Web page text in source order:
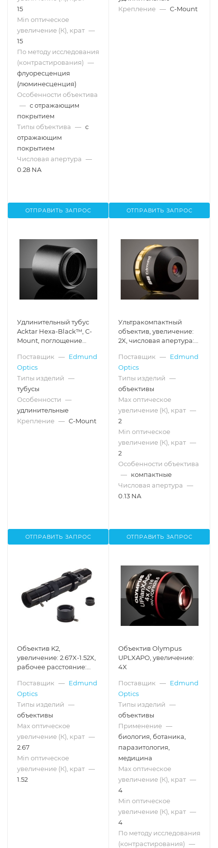
15
Min оптическое
увеличение (К), крат —
15
По методу исследования
(контрастирования) —
флуоресценция
(люминесценция)
Особенности объектива
— с отражающим
покрытием
Типы объектива — с
отражающим
покрытием
Числовая апертура —
0.28 NA
ОТПРАВИТЬ ЗАПРОС
Крепление — C-Mount
ОТПРАВИТЬ ЗАПРОС
Удлинительный тубус
Acktar Hexa-Black™, C-
Mount, поглощение
длина: 24.4 мм
Поставщик — Edmund
Optics
Типы изделий —
тубусы
Особенности —
удлинительные
Крепление — C-Mount
ОТПРАВИТЬ ЗАПРОС
Ультракомпактный
объектив, увеличение:
2X, числовая апертура:
расстояние: 9.89 мм,
крепление: C-Mount
Поставщик — Edmund
Optics
Типы изделий —
объективы
Max оптическое
увеличение (К), крат —
2
Min оптическое
увеличение (К), крат —
2
Особенности объектива
— компактные
Числовая апертура —
0.13 NA
ОТПРАВИТЬ ЗАПРОС
Объектив K2,
увеличение: 2.67X-1.52X,
рабочее расстояние:
Поставщик — Edmund
Optics
Типы изделий —
объективы
Max оптическое
увеличение (К), крат —
2.67
Min оптическое
увеличение (К), крат —
1.52
Объектив Olympus
UPLXAPO, увеличение:
4X
Поставщик — Edmund
Optics
Типы изделий —
объективы
Применение —
биология, ботаника,
паразитология,
медицина
Max оптическое
увеличение (К), крат —
4
Min оптическое
увеличение (К), крат —
4
По методу исследования
(контрастирования) —